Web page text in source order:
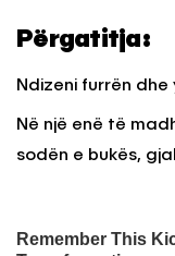
Përgatitja:
Ndizeni furrën
Në një enë të
sodën e bukës,